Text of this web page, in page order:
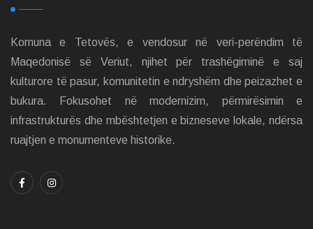
Komuna e Tetovës, e vendosur në veri-perëndim të
Maqedonisë së Veriut, njihet për trashëgiminë e saj
kulturore të pasur, komunitetin e ndryshëm dhe peizazhet e
bukura. Fokusohet në modernizim, përmirësimin e
infrastrukturës dhe mbështetjen e bizneseve lokale, ndërsa
ruajtjen e monumenteve historike.